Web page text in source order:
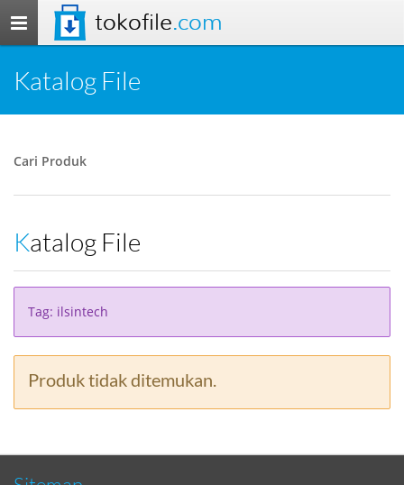
Toggle
navigation
tokofile.com
Katalog File
Cari Produk
Katalog File
Tag: ilsintech
Produk tidak ditemukan.